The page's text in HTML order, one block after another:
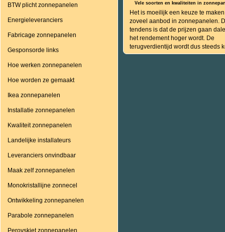
BTW plicht zonnepanelen
Energieleveranciers
Fabricage zonnepanelen
Gesponsorde links
Hoe werken zonnepanelen
Hoe worden ze gemaakt
Ikea zonnepanelen
Installatie zonnepanelen
Kwaliteit zonnepanelen
Landelijke installateurs
Leveranciers onvindbaar
Maak zelf zonnepanelen
Monokristallijne zonnecel
Ontwikkeling zonnepanelen
Parabole zonnepanelen
Perovskiet zonnepanelen
Vele soorten en kwaliteiten in
Het is moeilijk een keuze te
zoveel aanbod in zonnepanelen.
tendens is dat de prijzen gaan
het rendement hoger wordt. De
terugverdientijd wordt dus steeds